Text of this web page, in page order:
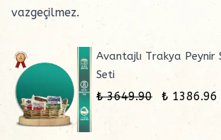
vazgeçilmez.
Avantajlı Trakya Peynir
Seti
₺ 3649.90 ₺ 1386.96